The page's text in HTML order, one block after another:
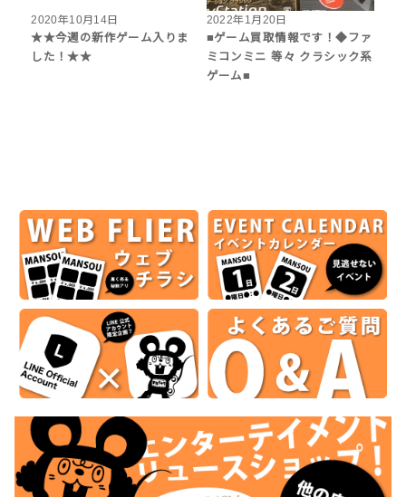
2020年10月14日
★★今週の新作ゲーム入りま
した！★★
2022年1月20日
■ゲーム買取情報です！◆ファ
ミコンミニ 等々 クラシック系
ゲーム■